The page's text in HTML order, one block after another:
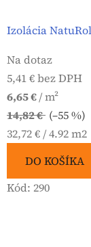
Izolácia
Na dotaz
5,41 € bez DPH
6,65 €/ m²
14,82 € (–55 %)
Jednotková
32,72 € / 4.92 m2
DO KOŠÍKA
Kód: 290